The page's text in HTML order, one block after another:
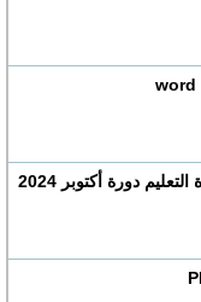
نماذج الإمتحان الكتابي مباراة التعليم دورة أكتوبر 2024